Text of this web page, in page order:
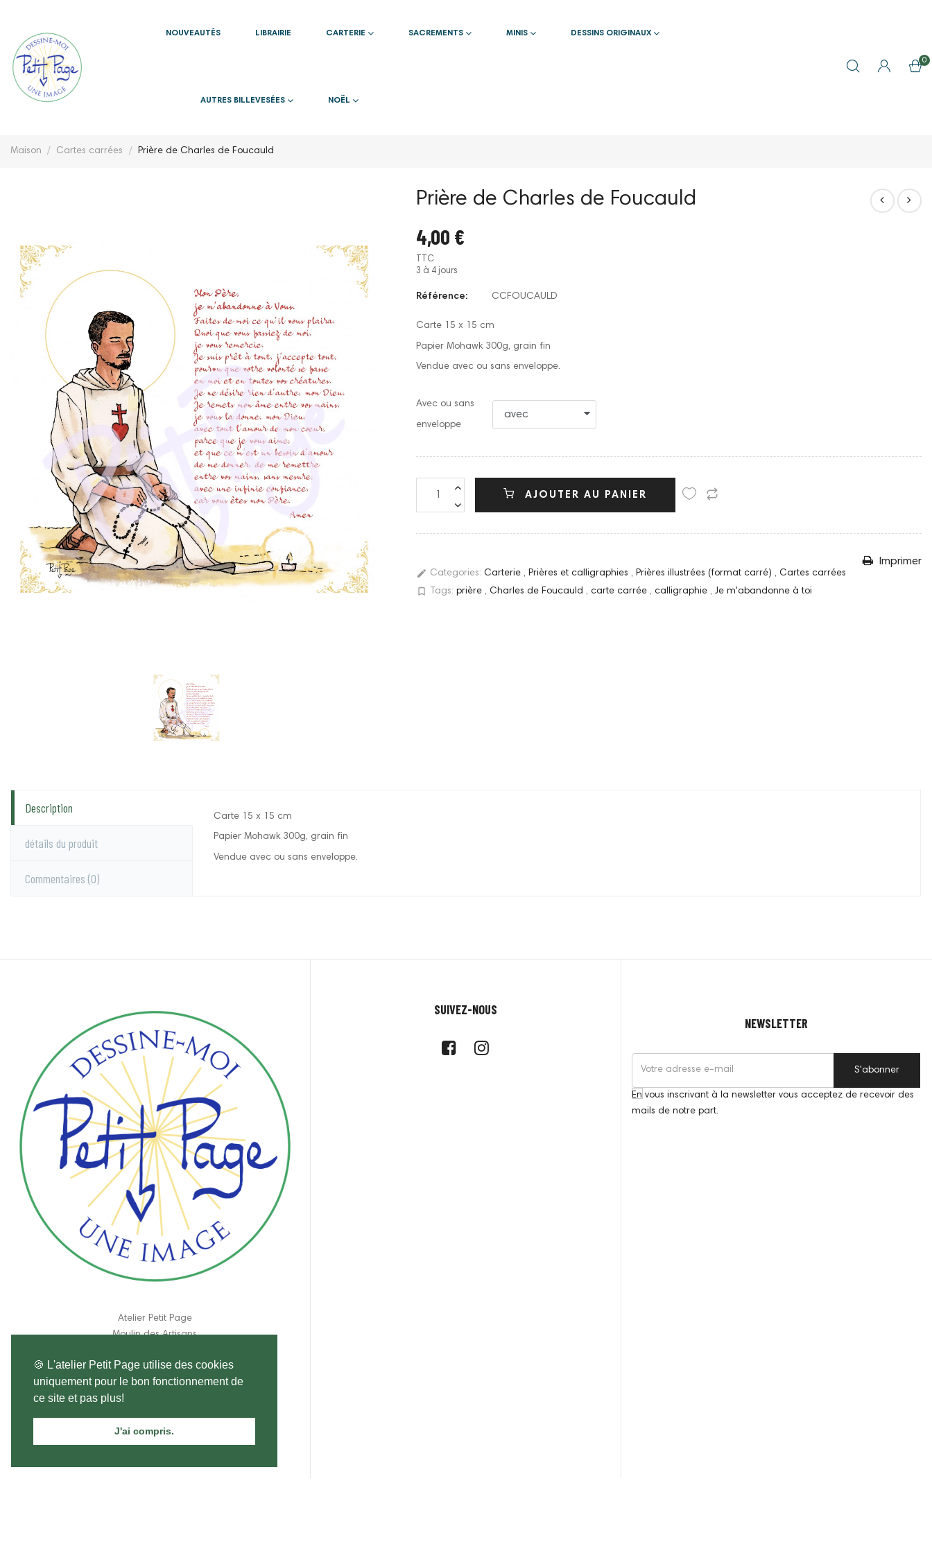
🍪 L'atelier Petit Page utilise des cookies
uniquement pour le bon fonctionnement de
ce site et pas plus!
J'ai compris.
NOUVEAUTÉS LIBRAIRIE CARTERIE SACREMENTS MINIS DESSINS ORIGINAUX
AUTRES BILLEVESÉES NOËL
0
Maison Cartes carrées Prière de Charles de Foucauld
Prière de Charles de Foucauld
4,00 €
TTC
3 à 4 jours
Référence: CCFOUCAULD
Carte 15 x 15 cm
Papier Mohawk 300g, grain fin
Vendue avec ou sans enveloppe.
Avec ou sans
enveloppe
AJOUTER AU PANIER
Imprimer
edit Categories: Carterie , Prières et calligraphies , Prières illustrées (format carré) , Cartes carrées
bookmark_border Tags: prière , Charles de Foucauld , carte carrée , calligraphie , Je m'abandonne à toi
Description
détails du produit
Commentaires (0)
Carte 15 x 15 cm
Papier Mohawk 300g, grain fin
Vendue avec ou sans enveloppe.
Atelier Petit Page
Moulin des Artisans
37460 Genillé
France
atelier.petitpage@gmail.com
SUIVEZ-NOUS
NEWSLETTER
S'abonner
En vous inscrivant à la newsletter vous acceptez de recevoir des
mails de notre part.